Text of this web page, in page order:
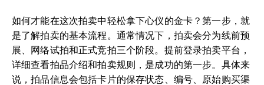
如何才能在这次拍卖中轻松拿下心仪的金卡？第一步，就
是了解拍卖的基本流程。通常情况下，拍卖会分为线前预
展、网络试拍和正式竞拍三个阶段。提前登录拍卖平台，
详细查看拍品介绍和拍卖规则，是成功的第一步。具体来
说，拍品信息会包括卡片的保存状态、编号、原始购买渠